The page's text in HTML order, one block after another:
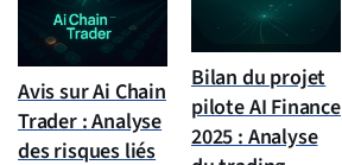
Avis sur Ai Chain
Trader : Analyse
des risques liés
Bilan du projet
pilote AI Finance
2025 : Analyse